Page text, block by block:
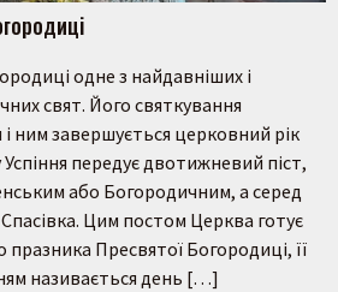
одне з найдавніших і
свят. Його святкування
ним завершується церковний рік
передує двотижневий піст,
або Богородичним, а серед
Цим постом Церква готує
празника Пресвятої Богородиці, її
називається день […]